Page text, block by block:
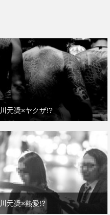
川元奨×ヤクザ!?
川元奨×熱愛!?